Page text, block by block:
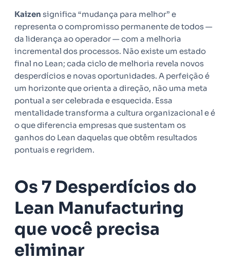
Kaizen significa “mudança para melhor” e
representa o compromisso permanente de todos —
da liderança ao operador — com a melhoria
incremental dos processos. Não existe um estado
final no Lean; cada ciclo de melhoria revela novos
desperdícios e novas oportunidades. A perfeição é
um horizonte que orienta a direção, não uma meta
pontual a ser celebrada e esquecida. Essa
mentalidade transforma a cultura organizacional e é
o que diferencia empresas que sustentam os
ganhos do Lean daquelas que obtêm resultados
pontuais e regridem.
Os 7 Desperdícios do
Lean Manufacturing
que você precisa
eliminar